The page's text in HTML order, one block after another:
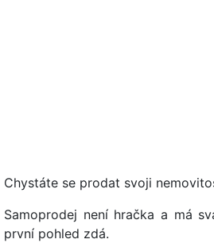
Chystáte se prodat svoji
Samoprodej není hračka a má
první pohled zdá.